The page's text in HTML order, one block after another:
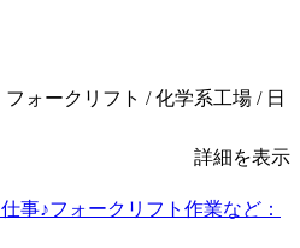
ォークリフト / 化学系工場 / 日
詳細を表示